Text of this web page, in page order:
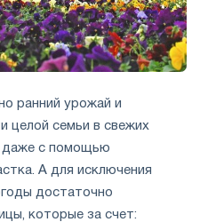
ранний урожай и
целой семьи в свежих
даже с помощью
А для исключения
достаточно
которые за счет: